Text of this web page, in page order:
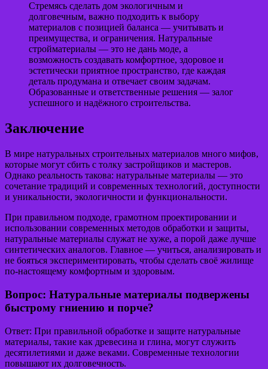
Стремясь сделать дом экологичным и
долговечным, важно подходить к выбору
материалов с позицией баланса — учитывать и
преимущества, и ограничения. Натуральные
стройматериалы — это не дань моде, а
возможность создавать комфортное, здоровое и
эстетически приятное пространство, где каждая
деталь продумана и отвечает своим задачам.
Образованные и ответственные решения — залог
успешного и надёжного строительства.
Заключение
В мире натуральных строительных материалов много мифов,
которые могут сбить с толку застройщиков и мастеров.
Однако реальность такова: натуральные материалы — это
сочетание традиций и современных технологий, доступности
и уникальности, экологичности и функциональности.
При правильном подходе, грамотном проектировании и
использовании современных методов обработки и защиты,
натуральные материалы служат не хуже, а порой даже лучше
синтетических аналогов. Главное — учиться, анализировать и
не бояться экспериментировать, чтобы сделать своё жилище
по-настоящему комфортным и здоровым.
Вопрос: Натуральные материалы подвержены
быстрому гниению и порче?
Ответ: При правильной обработке и защите натуральные
материалы, такие как древесина и глина, могут служить
десятилетиями и даже веками. Современные технологии
повышают их долговечность.